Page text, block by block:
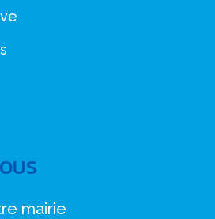
mairie